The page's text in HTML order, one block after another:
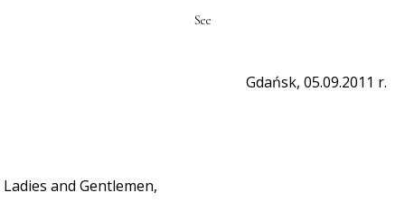
See
Gdańsk, 05.09.2011 r.
Ladies and Gentlemen,